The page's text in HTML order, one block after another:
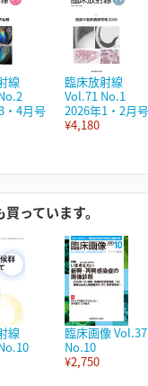
線
・4月号
臨床放射線
Vol.71 No.1
2026年1・2月号
¥4,180
っています。
線
臨床画像 Vol.37
No.10
¥2,750